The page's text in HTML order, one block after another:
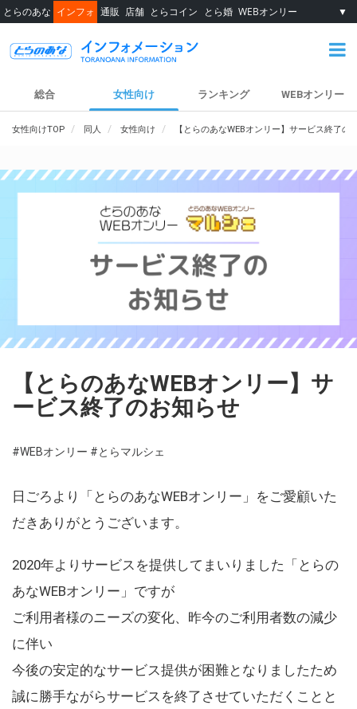
とらのあな インフォ 通販 店舗 とらコイン とら婚 WEBオンリー ▼
総合 女性向け ランキング WEBオンリー
女性向けTOP 同人 女性向け 【とらのあなWEBオンリー】サービス終了の
【とらのあなWEBオンリー】サ
ービス終了のお知らせ
#WEBオンリー #とらマルシェ
日ごろより「とらのあなWEBオンリー」をご愛顧いた
だきありがとうございます。
2020年よりサービスを提供してまいりました「とらの
あなWEBオンリー」ですが
ご利用者様のニーズの変化、昨今のご利用者数の減少
に伴い
今後の安定的なサービス提供が困難となりましたため
誠に勝手ながらサービスを終了させていただくことと